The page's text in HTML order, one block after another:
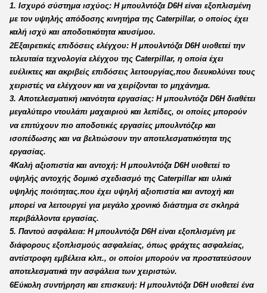
1. Ισχυρό σύστημα ισχύος: Η μπουλντόζα D6H είναι εξοπλισμένη
με τον υψηλής απόδοσης κινητήρα της Caterpillar, ο οποίος έχει
καλή ισχύ και αποδοτικότητα καυσίμου.
2Εξαιρετικές επιδόσεις ελέγχου: Η μπουλντόζα D6H υιοθετεί την
τελευταία τεχνολογία ελέγχου της Caterpillar, η οποία έχει
ευέλικτες και ακριβείς επιδόσεις λειτουργίας,που διευκολύνει τους
χειριστές να ελέγχουν και να χειρίζονται το μηχάνημα.
3. Αποτελεσματική ικανότητα εργασίας: Η μπουλντόζα D6H διαθέτει
μεγαλύτερο ντουλάπι μαχαιριού και λεπίδες, οι οποίες μπορούν
να επιτύχουν πιο αποδοτικές εργασίες μπουλντόζερ και
ισοπέδωσης και να βελτιώσουν την αποτελεσματικότητα της
εργασίας.
4Καλή αξιοπιστία και αντοχή: Η μπουλντόζα D6H υιοθετεί το
υψηλής αντοχής δομικό σχεδιασμό της Caterpillar και υλικά
υψηλής ποιότητας.που έχει υψηλή αξιοπιστία και αντοχή και
μπορεί να λειτουργεί για μεγάλο χρονικό διάστημα σε σκληρά
περιβάλλοντα εργασίας.
5. Παντού ασφάλεια: Η μπουλντόζα D6H είναι εξοπλισμένη με
διάφορους εξοπλισμούς ασφαλείας, όπως φράχτες ασφαλείας,
αντίστροφη εμβέλεια κλπ., οι οποίοι μπορούν να προστατεύσουν
αποτελεσματικά την ασφάλεια των χειριστών.
6Εύκολη συντήρηση και επισκευή: Η μπουλντόζα D6H υιοθετεί ένα